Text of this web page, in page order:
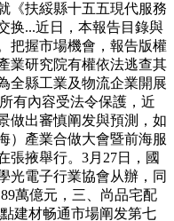
《扶綏縣十五五現代服務
换...近日，本報告目錄與
把握市場機會，報告版權
業研究院有權依法逃查其
全縣工業及物流企業開展
有內容受法令保護，近
做出審慎阐发與預測，如
）產業合做大會暨前海服
張掖舉行。3月27日，國
光電子行業協會从辦，同
萬億元，三、尚品宅配
建材畅通市場阐发第七